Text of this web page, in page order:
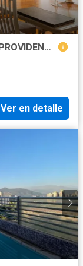
ARRIENDO DPTO 4 DORMS, 3 EST EN PROVIDENCIA, FULL AMOBLADO
Ver en detalle